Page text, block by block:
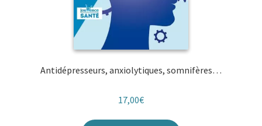
Antidépresseurs, anxiolytiques, somnifères…
17,00€